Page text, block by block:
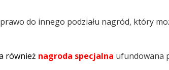
do innego podziału nagród, który
również nagroda specjalna ufundowana